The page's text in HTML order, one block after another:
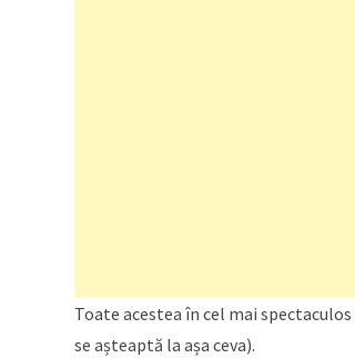
Toate acestea în cel mai
se așteaptă la așa ceva).